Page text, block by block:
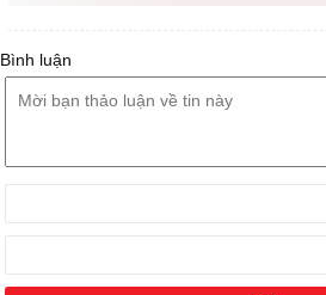
Bình luận